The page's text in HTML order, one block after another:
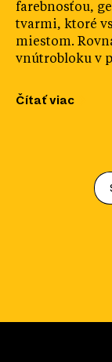
farebnosťou,
tvarmi, ktoré
miestom.
vnútrobloku v
Čítať viac